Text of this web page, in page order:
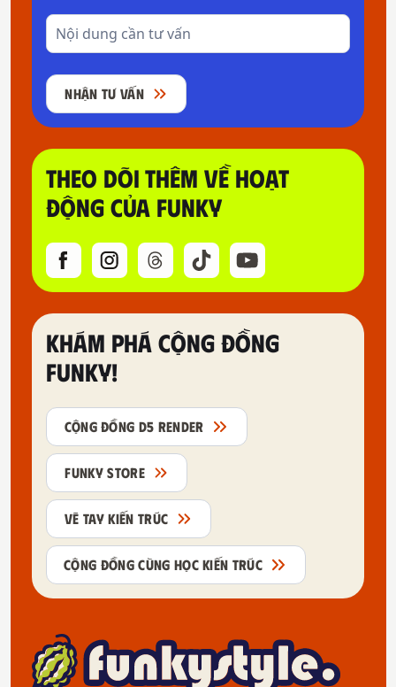
NHẬN TƯ VẤN
THEO DÕI THÊM VỀ HOẠT
ĐỘNG CỦA FUNKY
KHÁM PHÁ CỘNG ĐỒNG
FUNKY!
CỘNG ĐỒNG D5 RENDER
FUNKY STORE
VẼ TAY KIẾN TRÚC
CỘNG ĐỒNG CÙNG HỌC KIẾN TRÚC